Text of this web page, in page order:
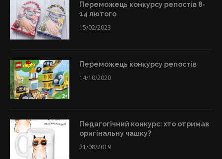
Переможець конкурсу репостів 8-
14 лютого
15/02/2023
Переможець конкурсу репостів
14/10/2020
Педагогічний конкурс: хто отримав
оригінальну чашку?
21/08/2019